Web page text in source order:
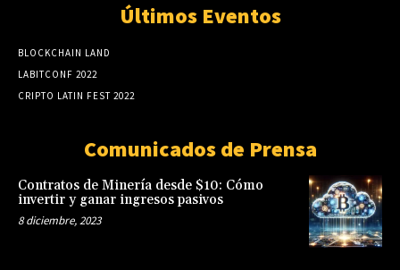
Últimos Eventos
BLOCKCHAIN LAND
LABITCONF 2022
CRIPTO LATIN FEST 2022
Comunicados de Prensa
Contratos de Minería desde $10: Cómo
invertir y ganar ingresos pasivos
8 diciembre, 2023